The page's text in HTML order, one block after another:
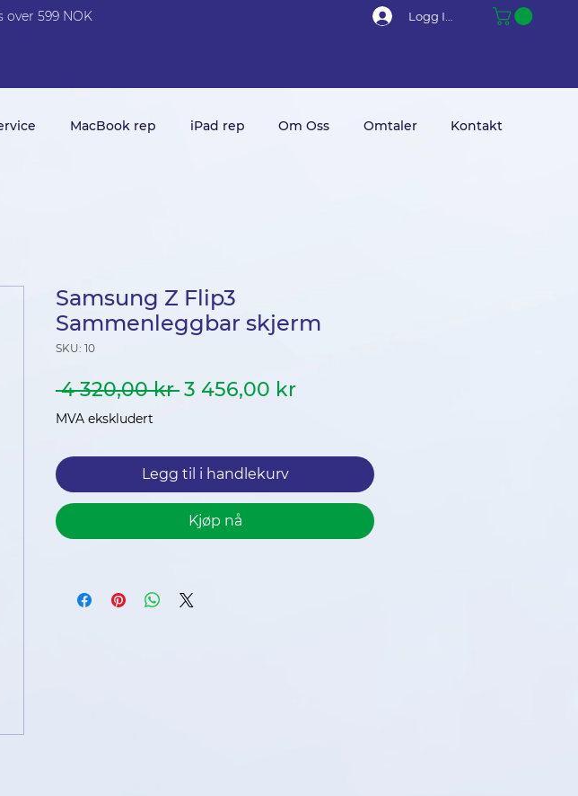
over 599 NOK Logg Inn
MacBook rep iPad rep Om Oss Omtaler Kontakt
Samsung Z Flip3
Sammenleggbar skjerm
SKU: 10
4 320,00 kr Vanlig
3 456,00 krSalgspris
MVA ekskludert
Legg til i handlekurv
Kjøp nå